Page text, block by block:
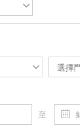
選擇
至